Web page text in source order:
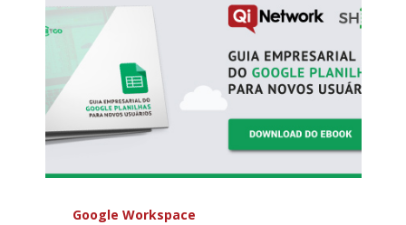
Google Workspace